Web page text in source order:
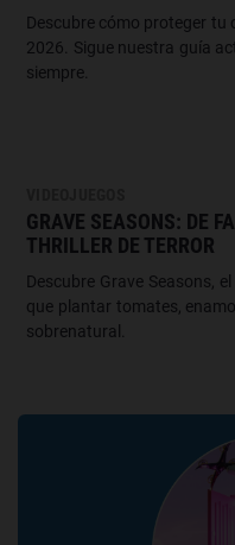
Descubre cómo proteger tu
2026. Sigue nuestra guía
siempre.
GRAVE SEASONS: DE
THRILLER DE TERROR
Descubre Grave Seasons,
que plantar tomates,
sobrenatural.